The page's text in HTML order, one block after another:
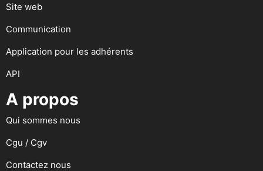
Site web
Communication
Application pour les adhérents
API
A propos
Qui sommes nous
Cgu / Cgv
Contactez nous